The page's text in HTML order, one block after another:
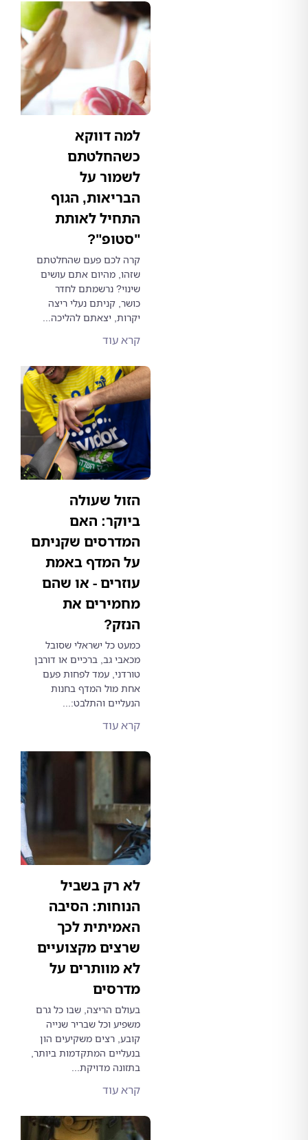
למה דווקא
כשהחלטתם
לשמור על
הבריאות, הגוף
התחיל לאותת
"סטופ"?
קרה לכם פעם שהחלטתם
שזהו, מהיום אתם עושים
שינוי? נרשמתם לחדר
כושר, קניתם נעלי ריצה
יקרות, יצאתם להליכה...
הזול שעולה
ביוקר: האם
המדרסים שקניתם
על המדף באמת
עוזרים - או שהם
מחמירים את
כמעט כל ישראלי שסובל
מכאבי גב, ברכיים או דורבן
טורדני, עמד לפחות פעם
אחת מול המדף בחנות
הנעליים והתלבט:...
לא רק בשביל
הנוחות: הסיבה
האמיתית לכך
שרצים מקצועיים
לא מוותרים על
מדרסים
בעולם הריצה, שבו כל גרם
משפיע וכל שבריר שנייה
קובע, רצים משקיעים הון
בנעליים המתקדמות ביותר,
בתזונה מדויקת...